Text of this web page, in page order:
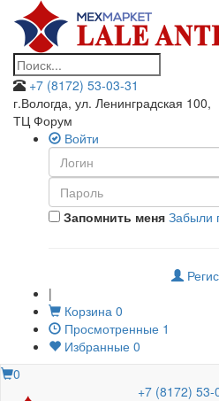
+7 (8172) 53-03-31
г.Вологда, ул. Ленинградская 100,
ТЦ Форум
Войти
Запомнить меня Забыли
|
Корзина 0
Просмотренные 1
Избранные 0
0
+7 (8172) 53-